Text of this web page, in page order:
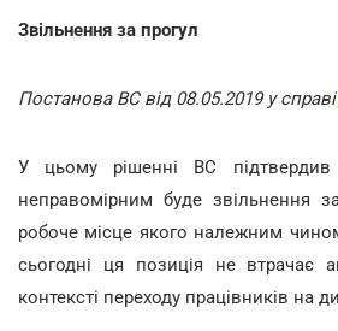
Звільнення за прогул
Постанова ВС від 08.05.2019 у справі
У цьому рішенні ВС
неправомірним буде звільнення
робоче місце якого належним
сьогодні ця позиція не втрачає
контексті переходу працівників на